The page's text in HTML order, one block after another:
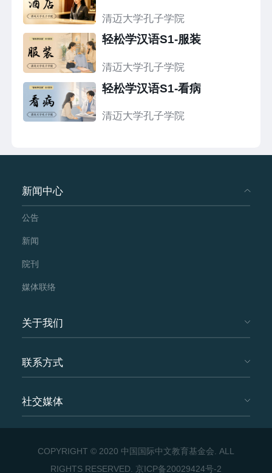
清迈大学孔子学院
轻松学汉语S1-服装
清迈大学孔子学院
轻松学汉语S1-看病
清迈大学孔子学院
新闻中心
公告
新闻
院刊
媒体联络
关于我们
联系方式
社交媒体
COPYRIGHT © 2020 中国国际中文教育基金会. ALL
RIGHTS RESERVED. 京ICP备20029424号-2